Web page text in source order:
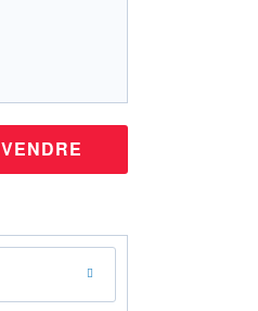
VENDRE